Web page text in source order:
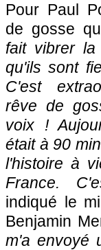
Pour Paul
de gosse
fait vibrer la
qu'ils sont
C'est
rêve de
voix !
était à 90
l'histoire à
France.
indiqué le
Benjamin
m'a envoyé